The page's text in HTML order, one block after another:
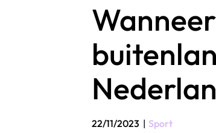
22/11/2023 | Sport